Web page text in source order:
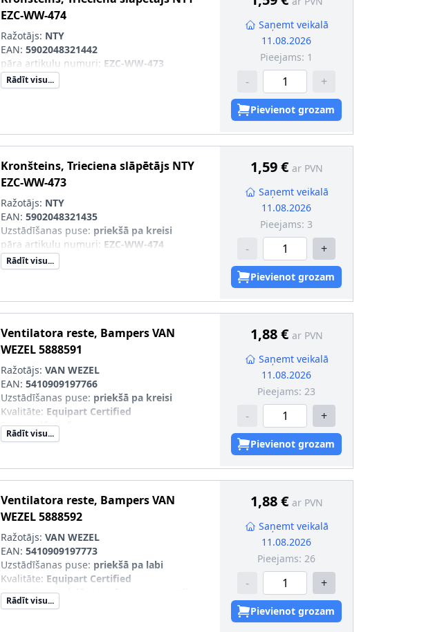
EZC-WW-474
Ražotājs: NTY
EAN: 5902048321442
pāra artikulu numuri: EZC-WW-473
Rādīt visu...
Saņemt veikalā
11.08.2026
Pieejams: 1
- +
Pievienot grozam
Kronšteins, Trieciena slāpētājs NTY
EZC-WW-473
Ražotājs: NTY
EAN: 5902048321435
Uzstādīšanas puse: priekšā pa kreisi
pāra artikulu numuri: EZC-WW-474
Rādīt visu...
1,59 € ar PVN
Saņemt veikalā
11.08.2026
Pieejams: 3
- +
Pievienot grozam
Ventilatora reste, BampersVAN
WEZEL5888591
Ražotājs: VAN WEZEL
EAN: 5410909197766
Uzstādīšanas puse: priekšā pa kreisi
Kvalitāte: Equipart Certified
Forma:slēgta forma
Garantija:ar pielāgotas formas garantiju
pāra artikulu numuri:5888592
Rādīt visu...
1,88 € ar PVN
Saņemt veikalā
11.08.2026
Pieejams: 23
- +
Pievienot grozam
Ventilatora reste, BampersVAN
WEZEL5888592
Ražotājs: VAN WEZEL
EAN: 5410909197773
Uzstādīšanas puse: priekšā pa labi
Kvalitāte: Equipart Certified
Garantija:ar pielāgotas formas garantiju
SVHC:Nesatur SVHC vielas!
Rādīt visu...
1,88 € ar PVN
Saņemt veikalā
11.08.2026
Pieejams: 26
- +
Pievienot grozam